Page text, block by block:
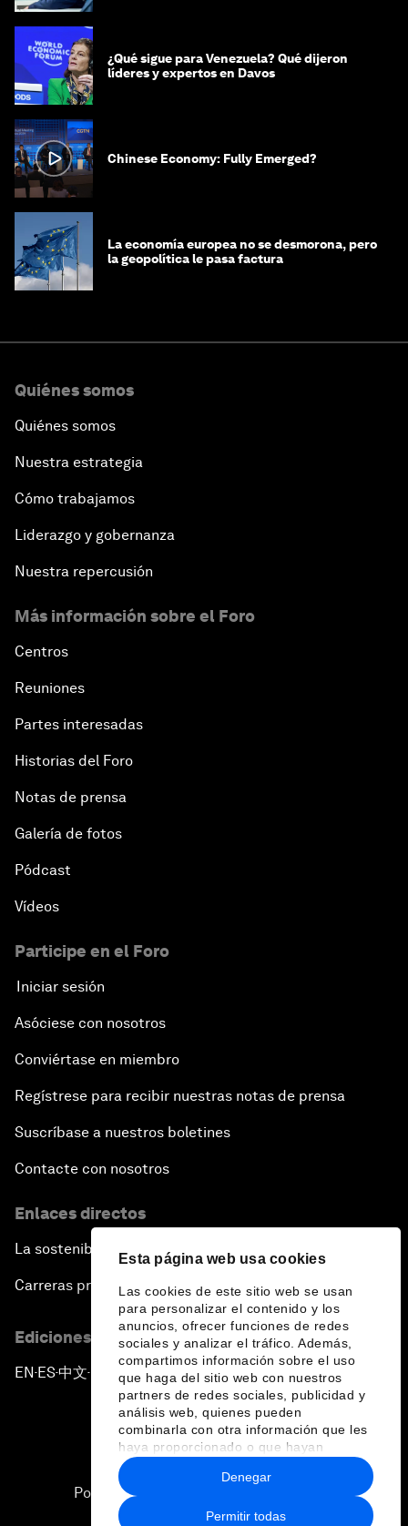
Esta página web usa cookies
Las cookies de este sitio web se usan
para personalizar el contenido y los
anuncios, ofrecer funciones de redes
sociales y analizar el tráfico. Además,
compartimos información sobre el uso
que haga del sitio web con nuestros
partners de redes sociales, publicidad y
análisis web, quienes pueden
combinarla con otra información que les
haya proporcionado o que hayan
recopilado a partir del uso que haya
hecho de sus servicios.
Permitir todas
Denegar
¿Qué sigue para Venezuela? Qué dijeron
líderes y expertos en Davos
Chinese Economy: Fully Emerged?
La economía europea no se desmorona, pero
la geopolítica le pasa factura
Quiénes somos
Quiénes somos
Nuestra estrategia
Cómo trabajamos
Liderazgo y gobernanza
Nuestra repercusión
Más información sobre el Foro
Centros
Reuniones
Partes interesadas
Historias del Foro
Notas de prensa
Galería de fotos
Pódcast
Vídeos
Participe en el Foro
Iniciar sesión
Asóciese con nosotros
Conviértase en miembro
Regístrese para recibir nuestras notas de prensa
Suscríbase a nuestros boletines
Contacte con nosotros
Enlaces directos
La sostenibilidad en el Foro
Carreras profesionales
Ediciones en otros idiomas
EN ▪ ES▪中文▪ 日本語
Política de privacidad y normas de uso